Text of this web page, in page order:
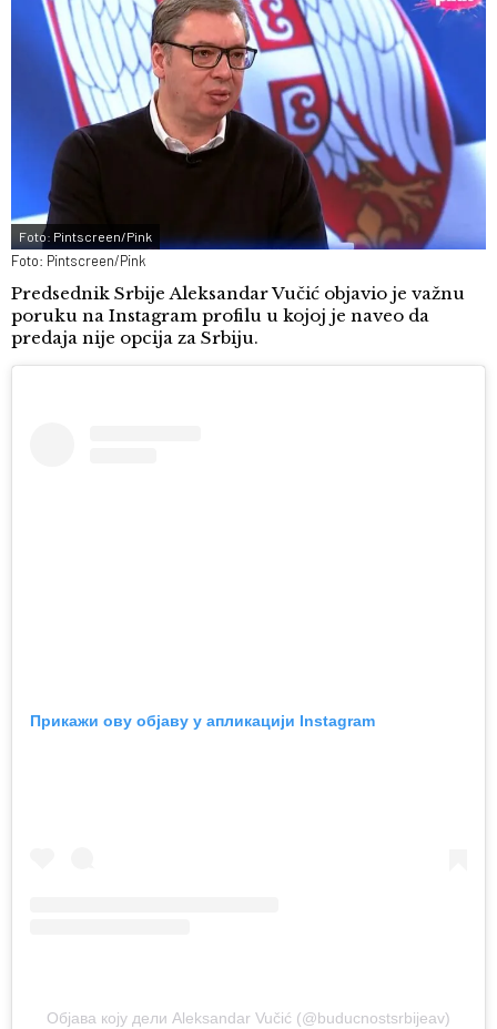
Foto: Pintscreen/Pink
Foto: Pintscreen/Pink
Predsednik Srbije Aleksandar Vučić objavio je važnu
poruku na Instagram profilu u kojoj je naveo da
predaja nije opcija za Srbiju.
Прикажи ову објаву у апликацији Instagram
Објава коју дели Aleksandar Vučić (@buducnostsrbijeav)